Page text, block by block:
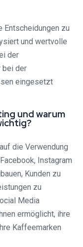
Entscheidungen zu
und wertvolle
der
bei der
eingesetzt
und warum
die Verwendung
Instagram
Kunden zu
zu
Media
ermöglicht, ihre
Kaffeemarken